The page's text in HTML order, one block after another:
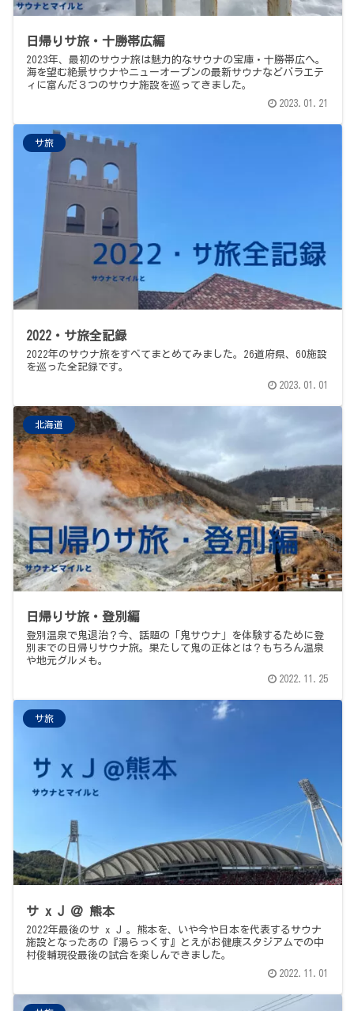
日帰りサ旅・十勝帯広編
2023年、最初のサウナ旅は魅力的なサウナの宝庫・十勝帯広へ。
海を望む絶景サウナやニューオープンの最新サウナなどバラエテ
ィに富んだ３つのサウナ施設を巡ってきました。
2023.01.21
サ旅
2022・サ旅全記録
2022年のサウナ旅をすべてまとめてみました。26道府県、60施設
を巡った全記録です。
2023.01.01
北海道
日帰りサ旅・登別編
登別温泉で鬼退治？今、話題の「鬼サウナ」を体験するために登
別までの日帰りサウナ旅。果たして鬼の正体とは？もちろん温泉
や地元グルメも。
2022.11.25
サ旅
サ x J ＠ 熊本
2022年最後のサ x J 。熊本を、いや今や日本を代表するサウナ
施設となったあの『湯らっくす』とえがお健康スタジアムでの中
村俊輔現役最後の試合を楽しんできました。
2022.11.01